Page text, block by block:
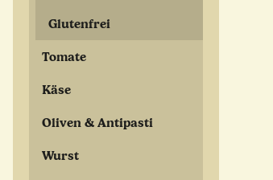
Glutenfrei
Tomate
Käse
Oliven & Antipasti
Wurst